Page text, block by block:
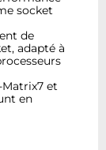
socket
de
adapté à
et
en